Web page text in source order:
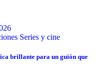
Series y cine
brillante para un guión que